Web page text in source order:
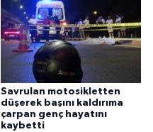
Savrulan motosikletten
düşerek başını kaldırıma
çarpan genç hayatını
kaybetti